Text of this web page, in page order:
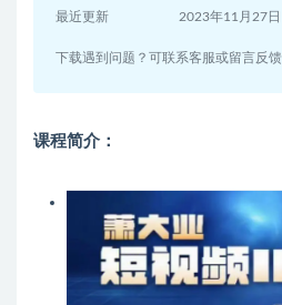
最近更新 2023年11月27日
下载遇到问题？可联系客服或留言反馈
课程简介：